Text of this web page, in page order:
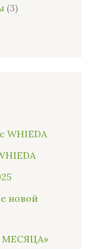
(3)
WHIEDA
новой
МЕСЯЦА»